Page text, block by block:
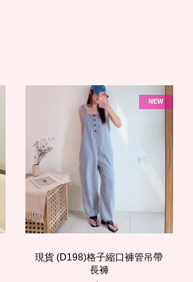
NEW
現貨 (D198)格子縮口褲管吊帶
長褲